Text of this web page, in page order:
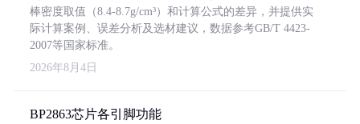
棒密度取值（8.4-8.7g/cm³）和计算公式的差异，并提供实
际计算案例、误差分析及选材建议，数据参考GB/T 4423-
2007等国家标准。
2026年8月4日
BP2863芯片各引脚功能